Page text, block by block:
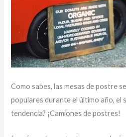
Como sabes, las mesas de postre
populares durante el último año, el
tendencia? ¡Camiones de postres!